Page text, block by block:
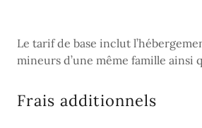
Le tarif de base inclut
mineurs d’une même famille ainsi
Frais additionnels